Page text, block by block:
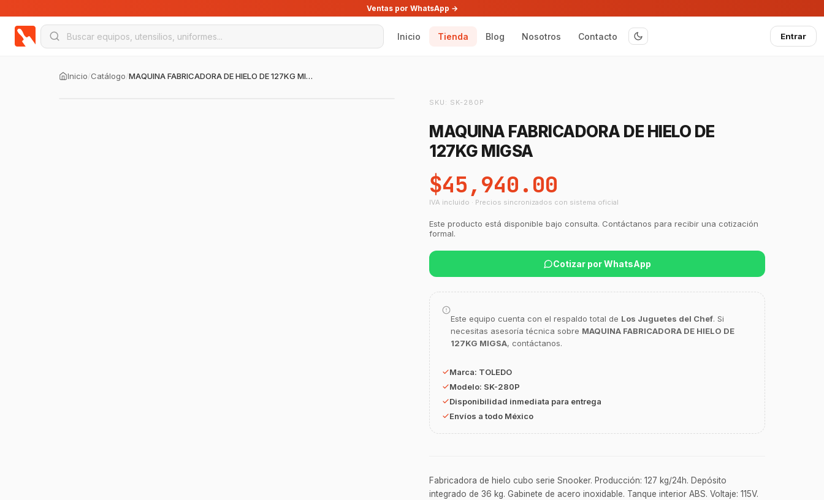
Ventas por WhatsApp →
Inicio Tienda Blog Nosotros Contacto Entrar
Inicio/Catálogo/ MAQUINA FABRICADORA DE HIELO DE 127KG MIGSA
SKU: SK-280P
MAQUINA FABRICADORA DE HIELO DE
127KG MIGSA
$45,940.00
IVA incluido · Precios sincronizados con sistema oficial
Este producto está disponible bajo consulta. Contáctanos para recibir una cotización
formal.
Cotizar por WhatsApp
Este equipo cuenta con el respaldo total de Los Juguetes del Chef. Si
necesitas asesoría técnica sobre MAQUINA FABRICADORA DE HIELO DE
127KG MIGSA, contáctanos.
Marca: TOLEDO
Modelo: SK-280P
Disponibilidad inmediata para entrega
Envíos a todo México
Fabricadora de hielo cubo serie Snooker. Producción: 127 kg/24h. Depósito
integrado de 36 kg. Gabinete de acero inoxidable. Tanque interior ABS. Voltaje: 115V.